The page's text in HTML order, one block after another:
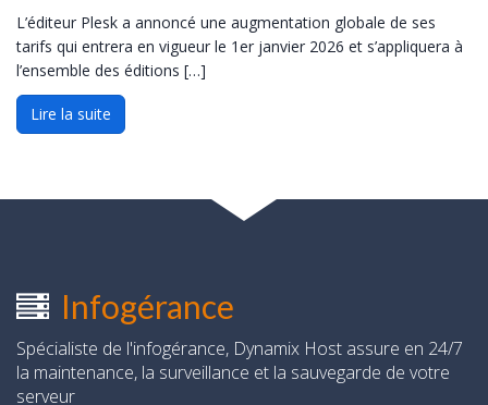
L’éditeur Plesk a annoncé une augmentation globale de ses
tarifs qui entrera en vigueur le 1er janvier 2026 et s’appliquera à
l’ensemble des éditions […]
Lire la suite
Infogérance
Spécialiste de l'infogérance, Dynamix Host assure en 24/7
la maintenance, la surveillance et la sauvegarde de votre
serveur